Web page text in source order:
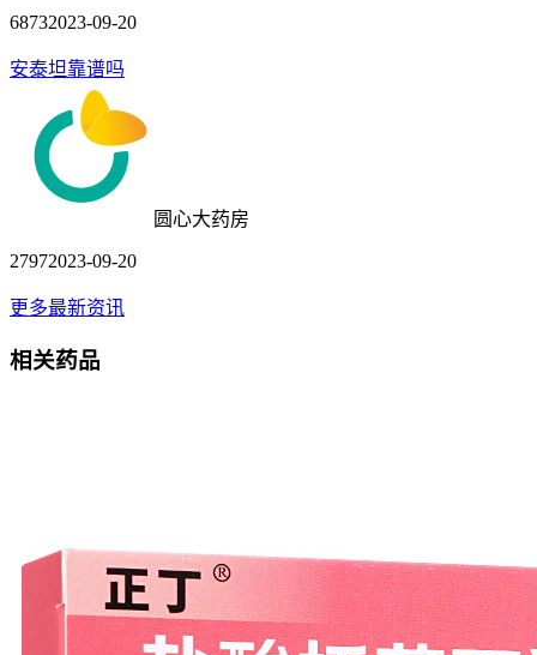
68732023-09-20
安泰坦靠谱吗
圆心大药房
27972023-09-20
更多最新资讯
相关药品